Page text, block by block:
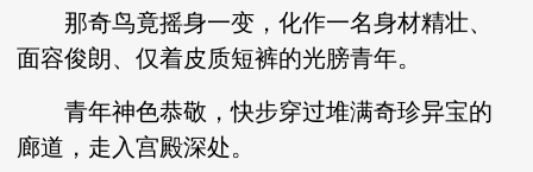
那奇鸟竟摇身一变，化作一名身材精壮、
面容俊朗、仅着皮质短裤的光膀青年。
青年神色恭敬，快步穿过堆满奇珍异宝的
廊道，走入宫殿深处。